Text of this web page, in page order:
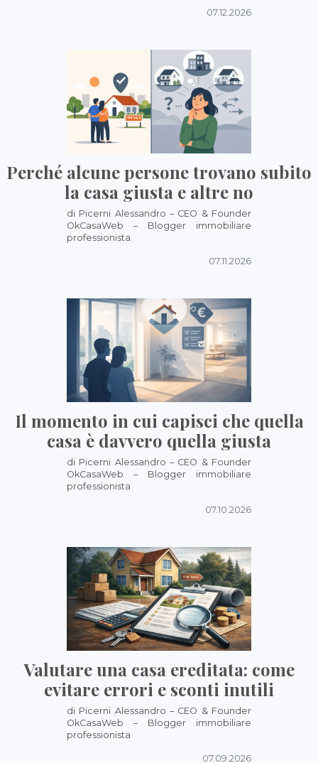
07.12.2026
Perché alcune persone trovano subito
la casa giusta e altre no
di Picerni Alessandro – CEO & Founder
OkCasaWeb – Blogger immobiliare
professionista
07.11.2026
Il momento in cui capisci che quella
casa è davvero quella giusta
di Picerni Alessandro – CEO & Founder
OkCasaWeb – Blogger immobiliare
professionista
07.10.2026
Valutare una casa ereditata: come
evitare errori e sconti inutili
di Picerni Alessandro – CEO & Founder
OkCasaWeb – Blogger immobiliare
professionista
07.09.2026